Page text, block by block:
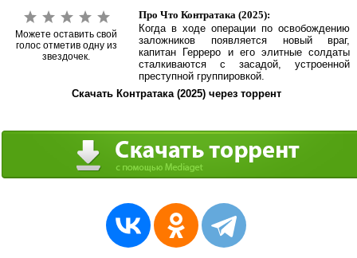
Можете оставить свой
голос отметив одну из
звездочек.
Про Что Контратака (2025):
Когда в ходе операции по освобождению
заложников появляется новый враг,
капитан Герреро и его элитные солдаты
сталкиваются с засадой, устроенной
преступной группировкой.
Скачать Контратака (2025) через торрент